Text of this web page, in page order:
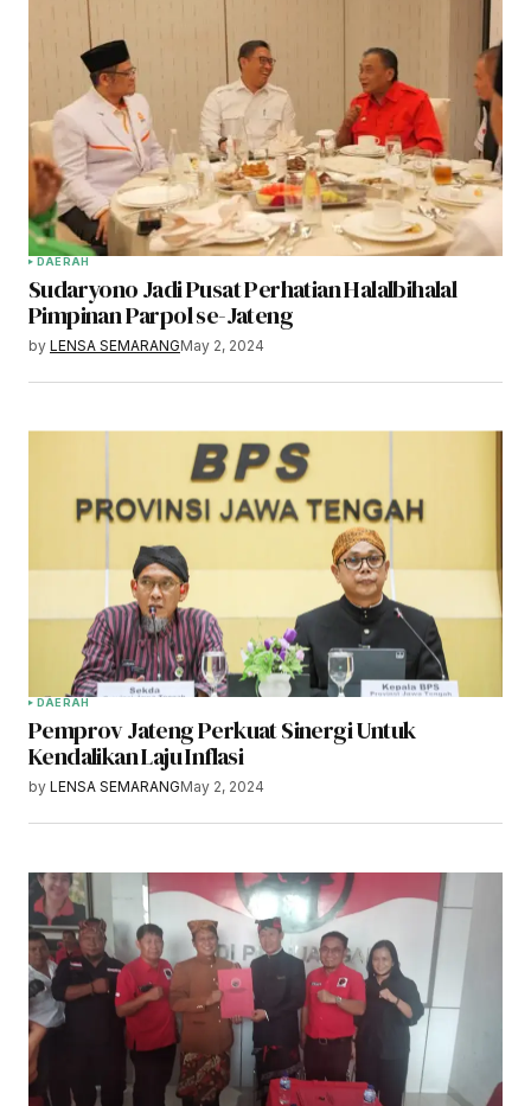
DAERAH
Sudaryono Jadi Pusat Perhatian Halalbihalal
Pimpinan Parpol se-Jateng
by LENSA SEMARANGMay 2, 2024
DAERAH
Pemprov Jateng Perkuat Sinergi Untuk
Kendalikan Laju Inflasi
by LENSA SEMARANGMay 2, 2024